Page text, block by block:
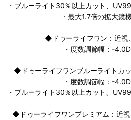
・ブルーライト30％以上カット、
・最大1.7倍の拡大鏡
◆ドゥーライフワン：近視
・度数調節幅：-
◆ドゥーライフワンブルーライトカ
・度数調節幅：-
・ブルーライト30％以上カット、
◆ドゥーライフワンプレミアム：近